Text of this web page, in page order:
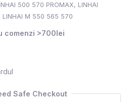
500 570 PROMAX, LINHAI
LINHAI M 550 565 570
comenzi >700lei
Safe Checkout